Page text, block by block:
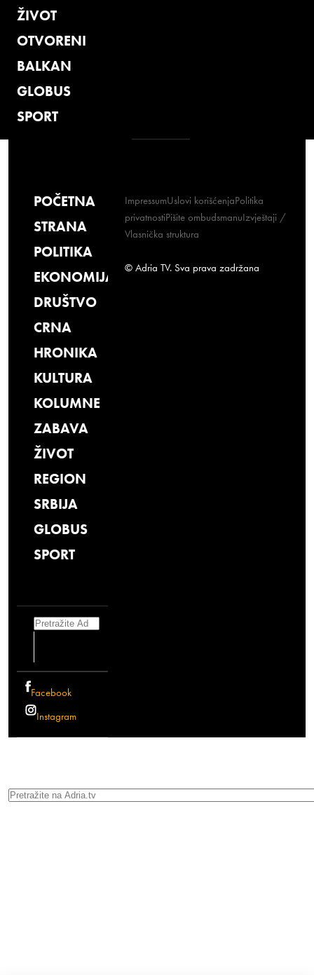
ŽIVOT
OTVORENI
BALKAN
GLOBUS
SPORT
POČETNA
STRANA
POLITIKA
EKONOMIJA
DRUŠTVO
CRNA
HRONIKA
KULTURA
KOLUMNE
ZABAVA
ŽIVOT
REGION
SRBIJA
GLOBUS
SPORT
Search
Facebook
Instagram
ImpressumUslovi korišćenjaPolitika
privatnostiPišite ombudsmanuIzvještaji /
Vlasnička struktura
© Adria TV. Sva prava zadržana
Search